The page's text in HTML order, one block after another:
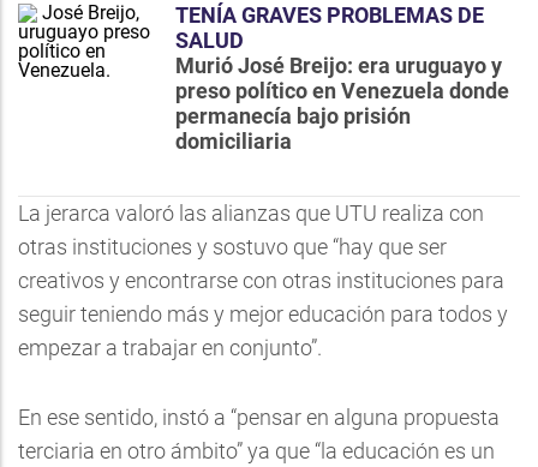
TENÍA GRAVES PROBLEMAS DE
SALUD
Murió José Breijo: era uruguayo y
preso político en Venezuela donde
permanecía bajo prisión
domiciliaria
La jerarca valoró las alianzas que UTU realiza con
otras instituciones y sostuvo que “hay que ser
creativos y encontrarse con otras instituciones para
seguir teniendo más y mejor educación para todos y
empezar a trabajar en conjunto”.
En ese sentido, instó a “pensar en alguna propuesta
terciaria en otro ámbito” ya que “la educación es un